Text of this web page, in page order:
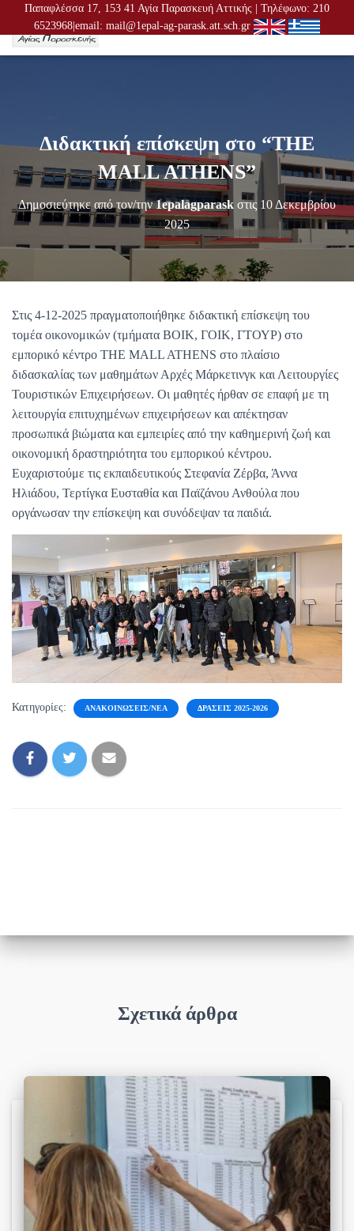
Παπαφλέσσα 17, 153 41 Αγία Παρασκευή Αττικής | Τηλέφωνο: 210
6523968|email: mail@1epal-ag-parask.att.sch.gr
Ν
Π
Λ
Ο
Ή
Γ
Σ
Σ
Διδακτική επίσκεψη στο “THE
MALL ATHENS”
Δημοσιεύτηκε από τον/την1epalagparask στις 10 Δεκεμβρίου
2025
Στις 4-12-2025 πραγματοποιήθηκε διδακτική επίσκεψη του
τομέα οικονομικών (τμήματα ΒΟΙΚ, ΓΟΙΚ, ΓΤΟΥΡ) στο
εμπορικό κέντρο THE MALL ATHENS στο πλαίσιο
διδασκαλίας των μαθημάτων Αρχές Μάρκετινγκ και Λειτουργίες
Τουριστικών Επιχειρήσεων. Οι μαθητές ήρθαν σε επαφή με τη
λειτουργία επιτυχημένων επιχειρήσεων και απέκτησαν
προσωπικά βιώματα και εμπειρίες από την καθημερινή ζωή και
οικονομική δραστηριότητα του εμπορικού κέντρου.
Ευχαριστούμε τις εκπαιδευτικούς Στεφανία Ζέρβα, Άννα
Ηλιάδου, Τερτίγκα Ευσταθία και Παϊζάνου Ανθούλα που
οργάνωσαν την επίσκεψη και συνόδεψαν τα παιδιά.
Κατηγορίες: ΑΝΑΚΟΙΝΏΣΕΙΣ/ΝΈΑ ΔΡΆΣΕΙΣ 2025-2026
Σχετικά άρθρα